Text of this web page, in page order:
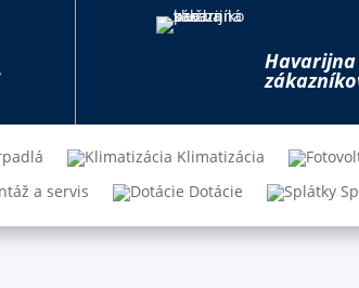
Klimatizácia
a servis
Dotácie